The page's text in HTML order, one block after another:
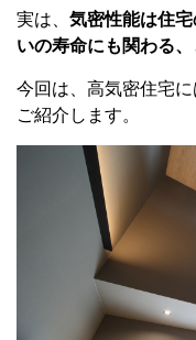
実は、 気密性能は住
いの寿命にも関わる
今回は、高気密住宅
ご紹介します。